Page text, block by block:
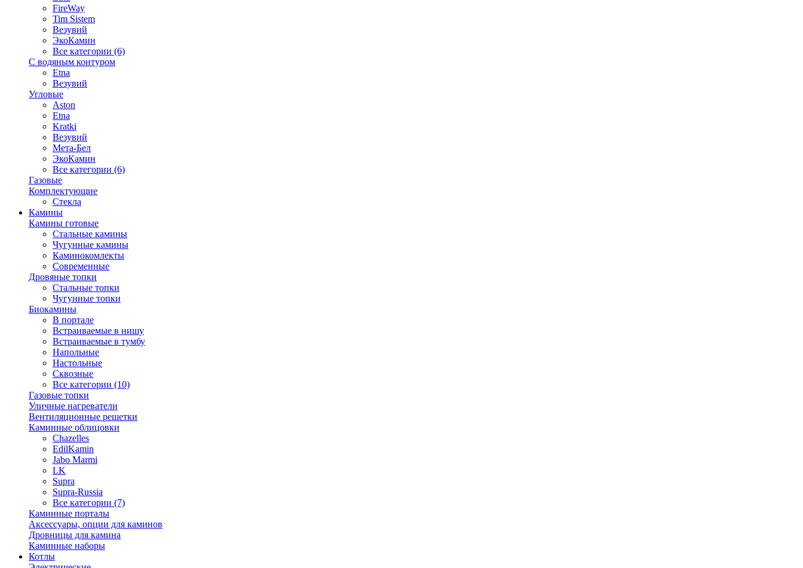
FireWay
Tim Sistem
Везувий
ЭкоКамин
Все категории (6)
С водяным контуром
Etna
Везувий
Угловые
Aston
Etna
Kratki
Везувий
Мета-Бел
ЭкоКамин
Все категории (6)
Газовые
Комплектующие
Стекла
Камины
Камины готовые
Стальные камины
Чугунные камины
Каминокомлекты
Современные
Дровяные топки
Стальные топки
Чугунные топки
Биокамины
В портале
Встраиваемые в нишу
Встраиваемые в тумбу
Напольные
Настольные
Сквозные
Все категории (10)
Газовые топки
Уличные нагреватели
Вентиляционные решетки
Каминные облицовки
Chazelles
EdilKamin
Jabo Marmi
LK
Supra
Supra-Russia
Все категории (7)
Каминные порталы
Аксессуары, опции для каминов
Дровницы для камина
Каминные наборы
Котлы